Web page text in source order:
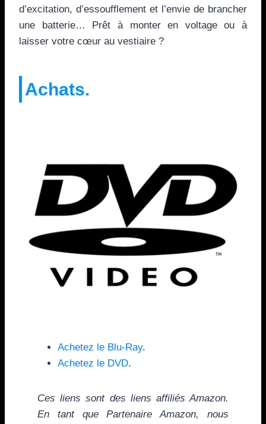
d’excitation, d’essoufflement et l’envie de brancher
une batterie… Prêt à monter en voltage ou à
laisser votre cœur au vestiaire ?
Achats.
Achetez le Blu-Ray.
Achetez le DVD.
Ces liens sont des liens affiliés Amazon.
En tant que Partenaire Amazon, nous